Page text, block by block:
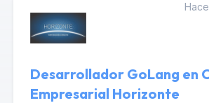
Desarrollador GoLang en
Empresarial Horizonte